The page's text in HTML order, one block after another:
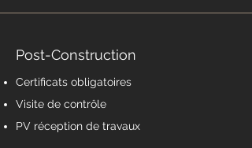
Post-Construction
Certificats obligatoires
Visite de contrôle
PV réception de travaux